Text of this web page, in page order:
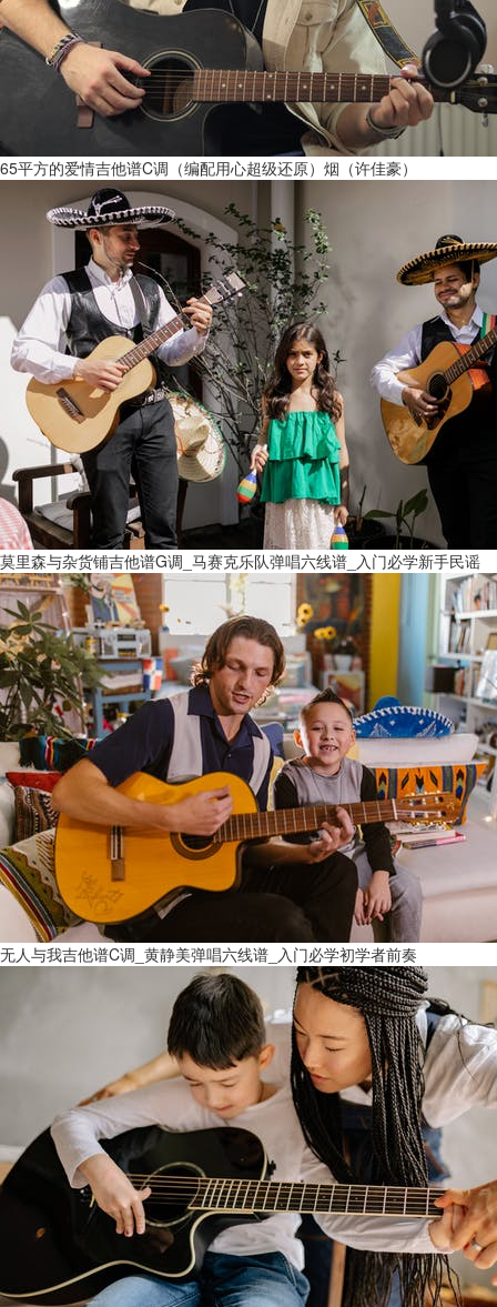
65平方的爱情吉他谱C调（编配用心超级还原）烟（许佳豪）
莫里森与杂货铺吉他谱G调_马赛克乐队弹唱六线谱_入门必学新手民谣
无人与我吉他谱C调_黄静美弹唱六线谱_入门必学初学者前奏